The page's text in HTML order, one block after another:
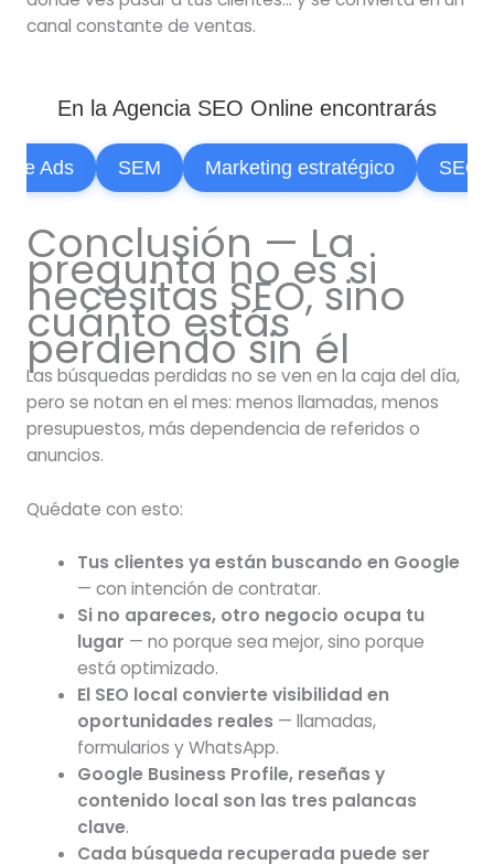
canal constante de ventas.
En la Agencia SEO Online encontrarás
Ads SEM Marketing estratégico SEO
Conclusión — La
pregunta no es si
necesitas SEO, sino
cuánto estás
perdiendo sin él
Las búsquedas perdidas no se ven en la caja del día,
pero se notan en el mes: menos llamadas, menos
presupuestos, más dependencia de referidos o
anuncios.
Quédate con esto:
Tus clientes ya están buscando en Google
— con intención de contratar.
Si no apareces, otro negocio ocupa tu
lugar — no porque sea mejor, sino porque
está optimizado.
El SEO local convierte visibilidad en
oportunidades reales — llamadas,
formularios y WhatsApp.
Google Business Profile, reseñas y
contenido local son las tres palancas
clave.
Cada búsqueda recuperada puede ser